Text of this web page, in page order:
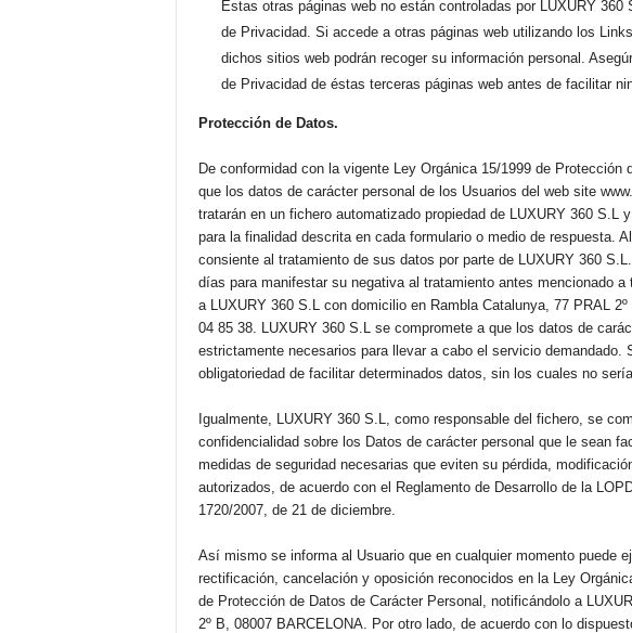
Estas otras páginas web no están controladas por LUXURY
de Privacidad. Si accede a otras páginas web utilizando los
dichos sitios web podrán recoger su información personal.
de Privacidad de éstas terceras páginas web antes de facilitar
Protección de Datos.
De conformidad con la vigente Ley Orgánica 15/1999 de Protección
que los datos de carácter personal de los Usuarios del web site
tratarán en un fichero automatizado propiedad de LUXURY 360 S.L
para la finalidad descrita en cada formulario o medio de respuesta.
consiente al tratamiento de sus datos por parte de LUXURY 360
días para manifestar su negativa al tratamiento antes mencionado
a LUXURY 360 S.L con domicilio en Rambla Catalunya, 77 PRAL
04 85 38. LUXURY 360 S.L se compromete a que los datos de
estrictamente necesarios para llevar a cabo el servicio demandado.
obligatoriedad de facilitar determinados datos, sin los cuales no
Igualmente, LUXURY 360 S.L, como responsable del fichero, se
confidencialidad sobre los Datos de carácter personal que le sean
medidas de seguridad necesarias que eviten su pérdida,
autorizados, de acuerdo con el Reglamento de Desarrollo de la
1720/2007, de 21 de diciembre.
Así mismo se informa al Usuario que en cualquier momento puede
rectificación, cancelación y oposición reconocidos en la Ley
de Protección de Datos de Carácter Personal, notificándolo a
2º B, 08007 BARCELONA. Por otro lado, de acuerdo con lo